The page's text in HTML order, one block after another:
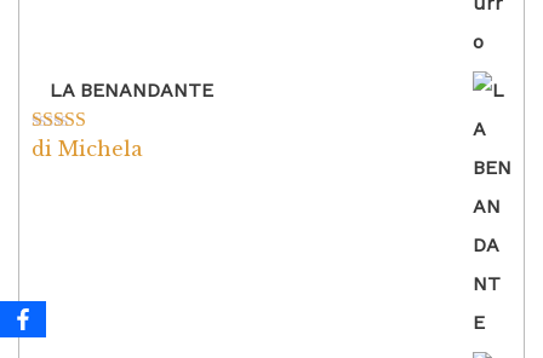
LA BENANDANTE
Valutato5su
di Michela